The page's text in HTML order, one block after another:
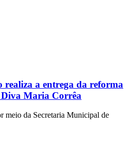
realiza a entrega da reforma
Maria Corrêa
meio da Secretaria Municipal de